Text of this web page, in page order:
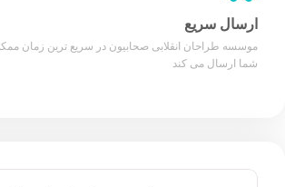
ارسال سریع
موسسه طراحان انقلابی صحابیون در سریع ترین زمان
شما ارسال می کند